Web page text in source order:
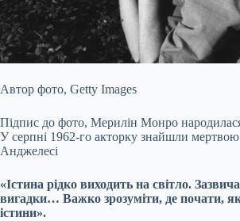
Автор фото, Getty Images
Підпис до фото, Мерилін Монро
У серпні 1962-го акторку знайшли мертвою
Анджелесі
«Істина рідко виходить на світло.
вигадки… Важко зрозуміти, де почати,
істини».